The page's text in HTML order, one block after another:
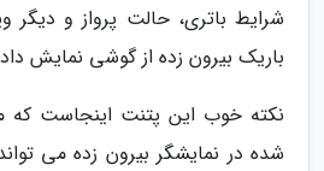
شرایط باتری، حالت پرواز و
باریک بیرون زده از گوشی نمایش
نکته خوب این پتنت اینجاست که
شده در نمایشگر بیرون زده می